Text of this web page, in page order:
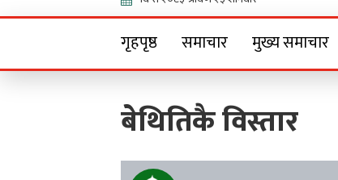
गृहपृष्ठ समाचार मुख्य समाचार
बेथितिकै विस्तार